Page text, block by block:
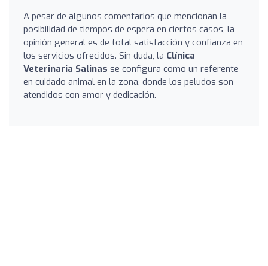
A pesar de algunos comentarios que mencionan la
posibilidad de tiempos de espera en ciertos casos, la
opinión general es de total satisfacción y confianza en
los servicios ofrecidos. Sin duda, la Clínica
Veterinaria Salinas se configura como un referente
en cuidado animal en la zona, donde los peludos son
atendidos con amor y dedicación.